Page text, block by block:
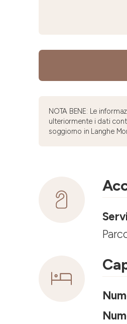
NOTA BENE: Le
ulteriormente i dati
soggiorno in Langhe